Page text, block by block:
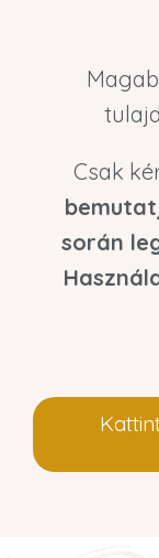
Csak
során